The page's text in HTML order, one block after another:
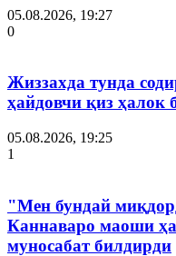
05.08.2026, 19:27
0
Жиззахда тунда
ҳайдовчи қиз ҳалок
05.08.2026, 19:25
1
"Мен бундай
Каннаваро маоши
муносабат билдирди